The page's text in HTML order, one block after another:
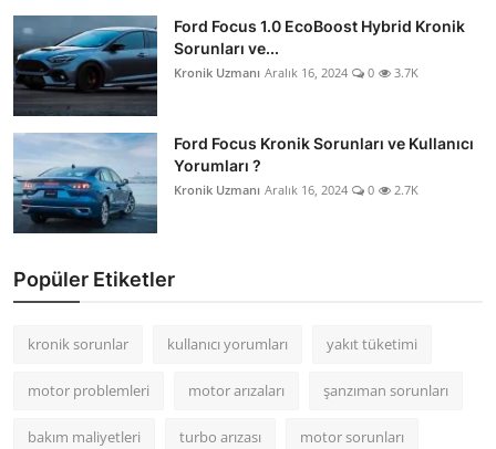
Ford Focus 1.0 EcoBoost Hybrid Kronik
Sorunları ve...
Kronik Uzmanı Aralık 16, 2024 0 3.7K
Ford Focus Kronik Sorunları ve Kullanıcı
Yorumları ?
Kronik Uzmanı Aralık 16, 2024 0 2.7K
Popüler Etiketler
kronik sorunlar kullanıcı yorumları yakıt tüketimi
motor problemleri motor arızaları şanzıman sorunları
bakım maliyetleri turbo arızası motor sorunları